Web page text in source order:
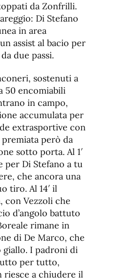
da Zonfrilli.
Di Stefano
in area
assist al bacio per
due passi.
sostenuti a
50 encomiabili
in campo,
accumulata per
extrasportive con
però da
sotto porta. Al 1′
per Di Stefano a tu
che ancora una
tiro. Al 14′ il
con Vezzoli che
d’angolo battuto
rimane in
di De Marco, che
I padroni di
per tutto,
riesce a chiudere il